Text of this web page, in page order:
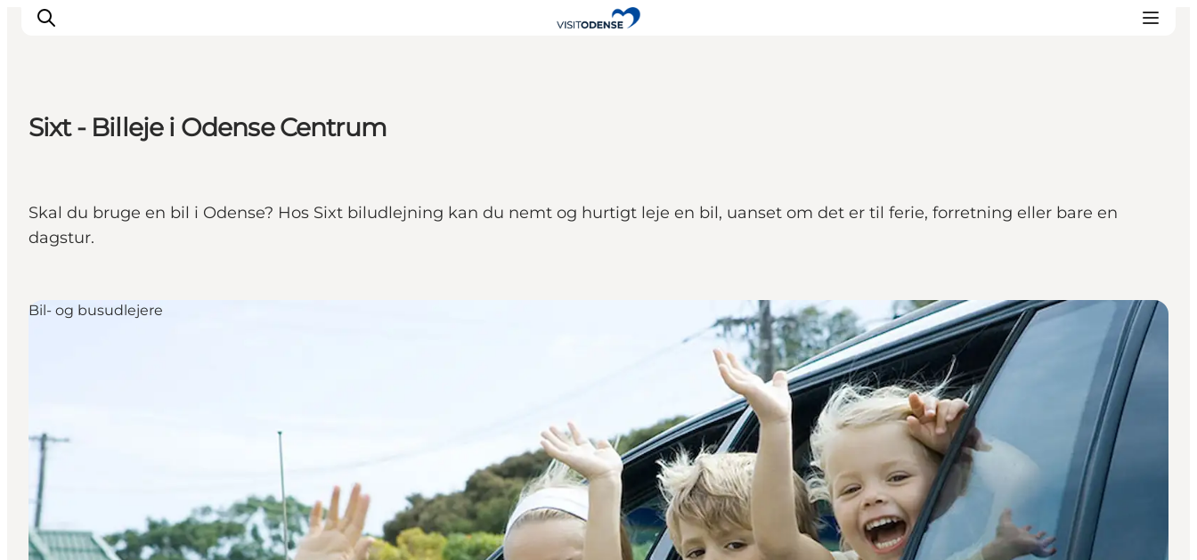
Planlæg din tur
Inspiration
Sixt - Billeje i Odense Centrum
Skal du bruge en bil i Odense? Hos Sixt biludlejning kan du nemt og hurtigt leje en bil, uanset om det er til ferie, forretning eller bare en
dagstur.
Bil- og busudlejere